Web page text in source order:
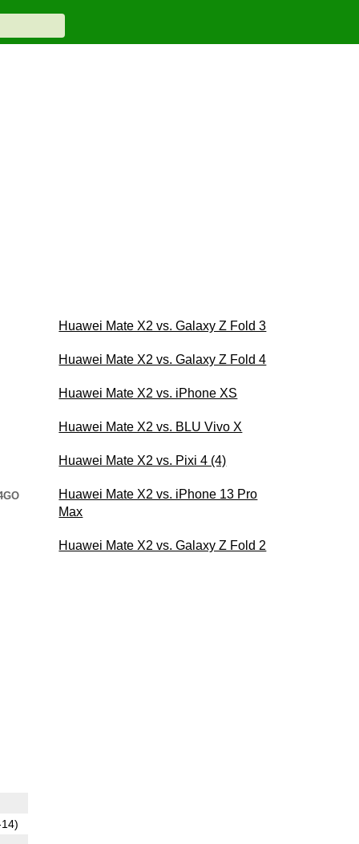
Huawei Mate X2 vs. Galaxy Z Fold 3
Huawei Mate X2 vs. Galaxy Z Fold 4
Huawei Mate X2 vs. iPhone XS
Huawei Mate X2 vs. BLU Vivo X
Huawei Mate X2 vs. Pixi 4 (4)
Huawei Mate X2 vs. iPhone 13 Pro
Max
Huawei Mate X2 vs. Galaxy Z Fold 2